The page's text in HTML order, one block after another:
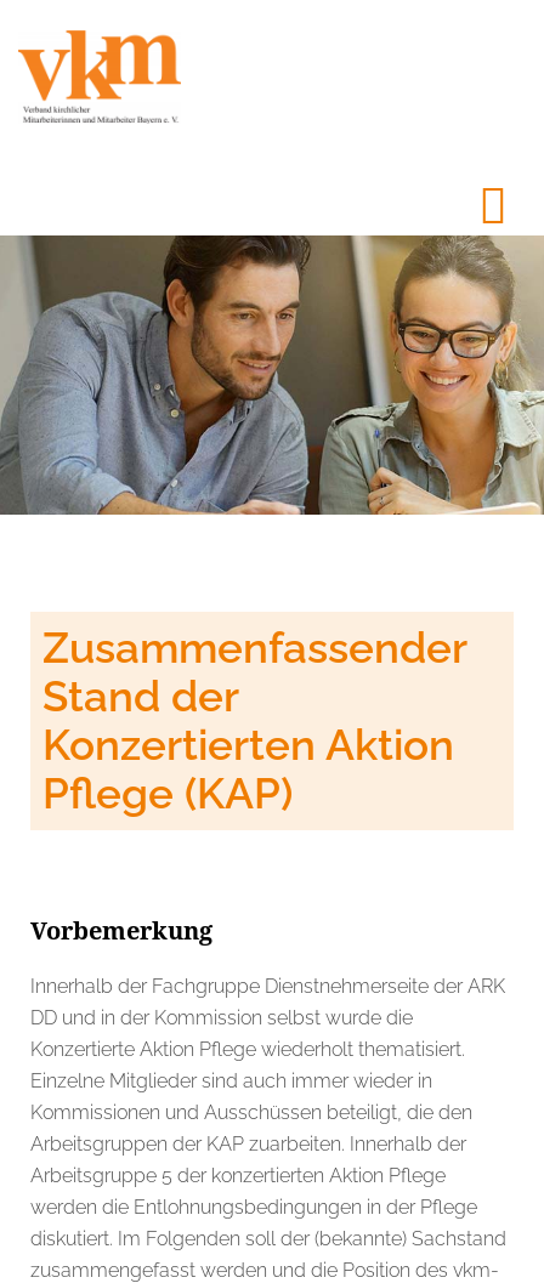
Zusammenfassender
Stand der
Konzertierten Aktion
Pflege (KAP)
Vorbemerkung
Innerhalb der Fachgruppe Dienstnehmerseite der ARK
DD und in der Kommission selbst wurde die
Konzertierte Aktion Pflege wiederholt thematisiert.
Einzelne Mitglieder sind auch immer wieder in
Kommissionen und Ausschüssen beteiligt, die den
Arbeitsgruppen der KAP zuarbeiten. Innerhalb der
Arbeitsgruppe 5 der konzertierten Aktion Pflege
werden die Entlohnungsbedingungen in der Pflege
diskutiert. Im Folgenden soll der (bekannte) Sachstand
zusammengefasst werden und die Position des vkm-